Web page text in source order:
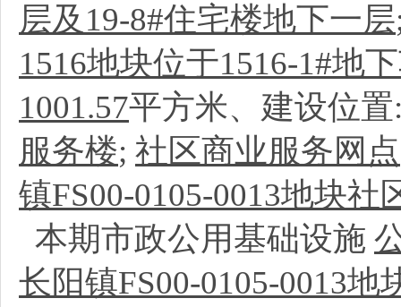
层及19-8#住宅楼地下一层
1516地块位于1516-1#地
1001.57平方米、建设位
服务楼; 社区商业服务网点
镇FS00-0105-0013地块社
本期市政公用基础设施
长阳镇FS00-0105-0013地